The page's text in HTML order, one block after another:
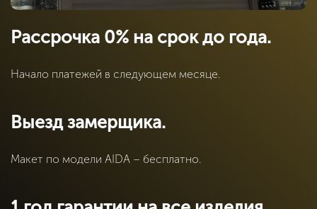
Рассрочка 0% на срок до года.
Начало платежей в следующем месяце.
Выезд замерщика.
Макет по модели AIDA – бесплатно.